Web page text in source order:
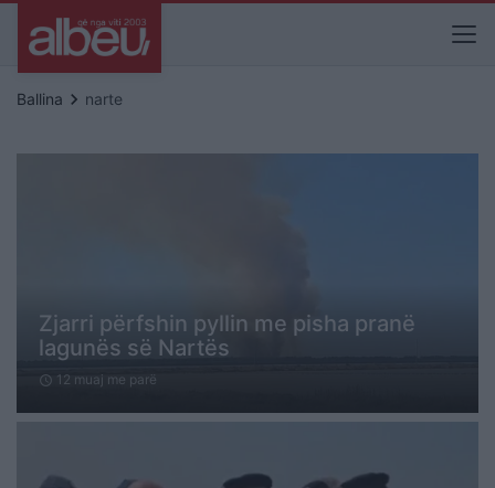
Ballina keyboard_arrow_right narte
Zjarri përfshin pyllin me pisha pranë
lagunës së Nartës
schedule 12 muaj me parë